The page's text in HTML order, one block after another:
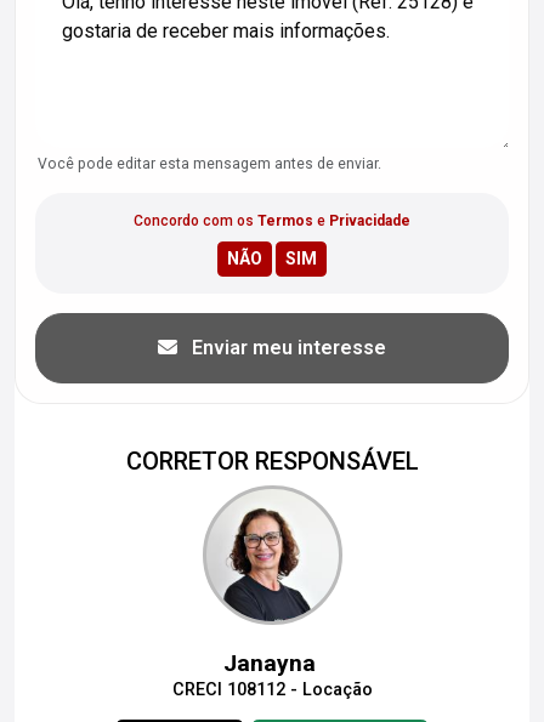
Você pode editar esta mensagem antes de enviar.
Concordo com os Termos e Privacidade
Enviar meu interesse
CORRETOR RESPONSÁVEL
Janayna
CRECI 108112 - Locação